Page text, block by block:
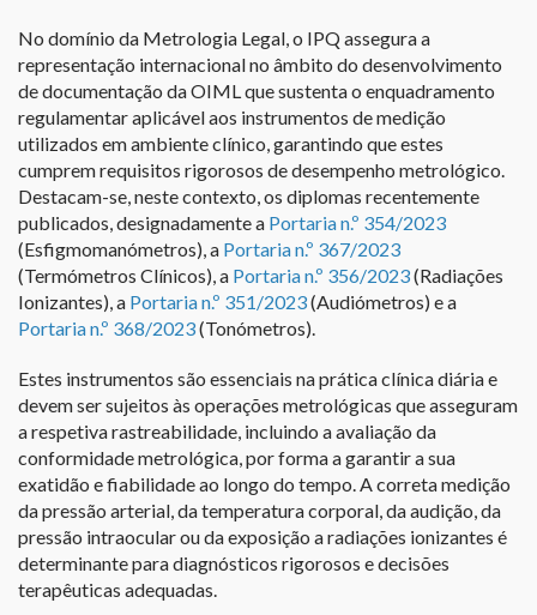
No domínio da Metrologia Legal, o IPQ assegura a
representação internacional no âmbito do desenvolvimento
de documentação da OIML que sustenta o enquadramento
regulamentar aplicável aos instrumentos de medição
utilizados em ambiente clínico, garantindo que estes
cumprem requisitos rigorosos de desempenho metrológico.
Destacam-se, neste contexto, os diplomas recentemente
publicados, designadamente a Portaria n.º 354/2023
(Esfigmomanómetros), a Portaria n.º 367/2023
(Termómetros Clínicos), a Portaria n.º 356/2023(Radiações
Ionizantes), a Portaria n.º 351/2023(Audiómetros) e a
Portaria n.º 368/2023(Tonómetros).
Estes instrumentos são essenciais na prática clínica diária e
devem ser sujeitos às operações metrológicas que asseguram
a respetiva rastreabilidade, incluindo a avaliação da
conformidade metrológica, por forma a garantir a sua
exatidão e fiabilidade ao longo do tempo. A correta medição
da pressão arterial, da temperatura corporal, da audição, da
pressão intraocular ou da exposição a radiações ionizantes é
determinante para diagnósticos rigorosos e decisões
terapêuticas adequadas.